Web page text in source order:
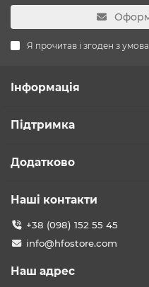
Я прочитав і згоден з
Інформація
Підтримка
Додатково
Наші контакти
+38 (098) 152 55 45
info@hfostore.com
Наш адрес